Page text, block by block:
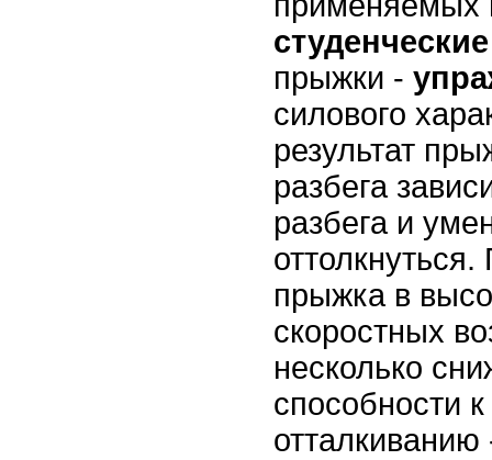
прыжки -
силового
результат
разбега
разбега и
прыжка в
скоростных
несколько
способности
отталкиванию